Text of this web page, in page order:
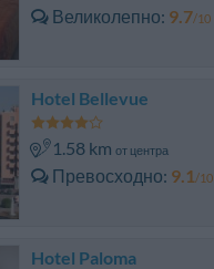
Великолепно 9.7/10
Hotel Bellevue
1.58 km от центра
Превосходно 9.1 /10
Hotel Paloma